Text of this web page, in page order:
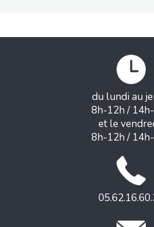
du lundi au
8h-12h /
et le
8h-12h /